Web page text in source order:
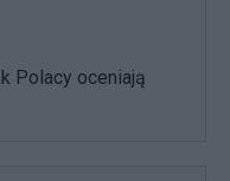
Polacy oceniają